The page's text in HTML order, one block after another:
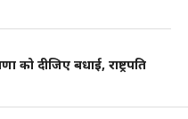
को दीजिए बधाई, राष्ट्रपति